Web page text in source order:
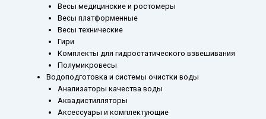
Весы медицинские и ростомеры
Весы платформенные
Весы технические
Гири
Комплекты для гидростатического взвешивания
Полумикровесы
Водоподготовка и системы очистки воды
Анализаторы качества воды
Аквадистилляторы
Аксессуары и комплектующие